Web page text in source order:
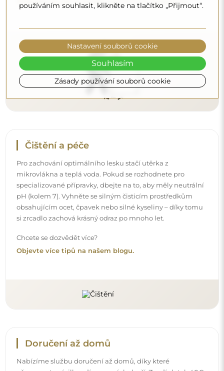
obsahujícím ocet, čpavek nebo silné kyseliny – díky tomu
Objevte více tipů na našem blogu.
Doručení až domů
Nabízíme službu doručení až domů, díky které
převezmete zásilku přímo u svých dveří. Za příplatek 40€
nabízíme také
službu vnesení dovnitř
, která umožňuje
doručit zásilku přímo do vašeho domu (pro rozměry do
80×120 cm nebo průměr 100 cm). U větších produktů
může být potřeba menší pomoc, např. otevření dveří.
kurýr zásilku do vnitřku vašeho domu nevnese.
Návody
Aby byla montáž a používání našeho zrcadla snadné a
používáním souhlasit, klikněte na tlačítko „Přijmout“.
Zásady používání souborů cookie
Nastavení souborů cookie
Souhlasím